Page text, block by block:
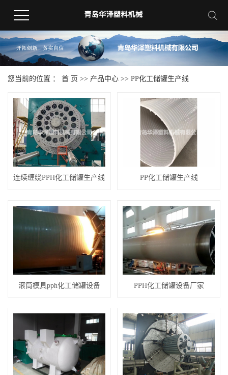
您当前的位置 ： 首 页 >> 产品中心 >> PP化工储罐生产线
连续缠绕PPH化工储罐生产线 PP化工储罐生产线
滚筒模具pph化工储罐设备 PPH化工储罐设备厂家